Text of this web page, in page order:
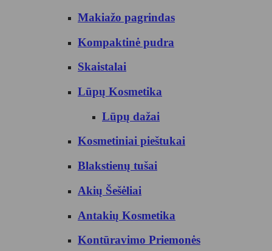
Makiažo pagrindas
Kompaktinė pudra
Skaistalai
Lūpų Kosmetika
Lūpų dažai
Kosmetiniai pieštukai
Blakstienų tušai
Akių Šešėliai
Antakių Kosmetika
Kontūravimo Priemonės